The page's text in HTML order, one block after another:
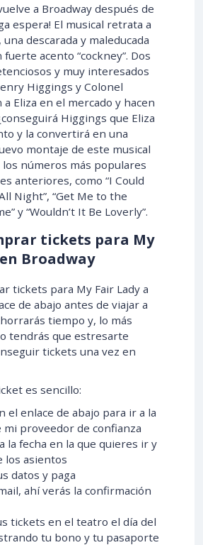
a Broadway después de
espera! El musical retrata a
descarada y maleducada
acento “cockney”. Dos
y muy interesados
Higgings y Colonel
Eliza en el mercado y hacen
Higgings que Eliza
y la convertirá en una
montaje de este musical
números más populares
anteriores, como “I Could
Night”, “Get Me to the
y “Wouldn’t It Be Loverly”.
tickets para My
Broadway
tickets para My Fair Lady a
de abajo antes de viajar a
tiempo y, lo más
tendrás que estresarte
tickets una vez en
es sencillo:
el enlace de abajo para ir a la
mi proveedor de confianza
la fecha en la que quieres ir y
los asientos
datos y paga
ahí verás la confirmación
tickets en el teatro el día del
tu bono y tu pasaporte